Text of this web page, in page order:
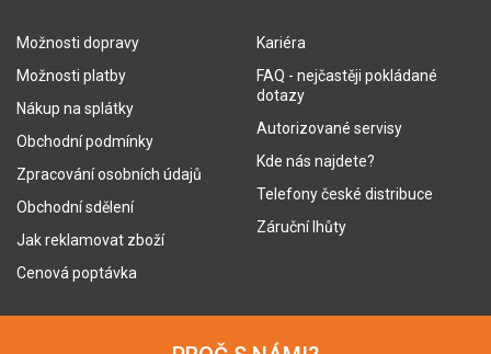
Možnosti dopravy
Možnosti platby
Nákup na splátky
Obchodní podmínky
Zpracování osobních údajů
Obchodní sdělení
Jak reklamovat zboží
Cenová poptávka
Kariéra
FAQ - nejčastěji pokládané
dotazy
Autorizované servisy
Kde nás najdete?
Telefony české distribuce
Záruční lhůty